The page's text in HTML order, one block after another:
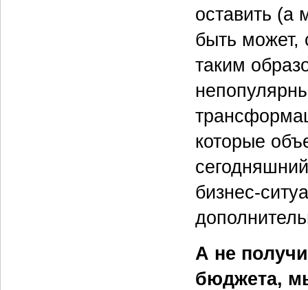
оставить (а
быть может,
таким
которые
А не
бюджета,